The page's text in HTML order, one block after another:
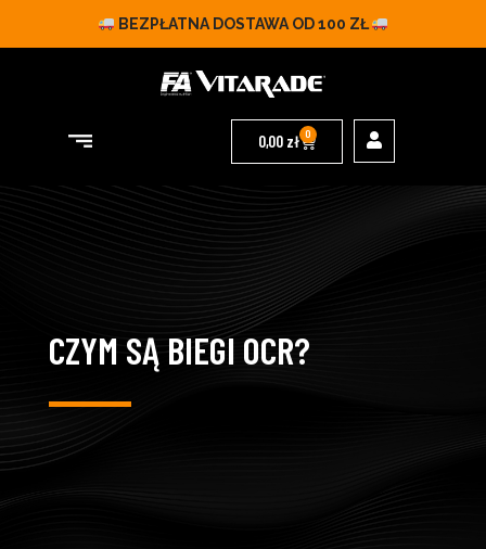
BEZPŁATNA DOSTAWA OD 100 ZŁ
0,00 zł 0
CZYM SĄ BIEGI OCR?